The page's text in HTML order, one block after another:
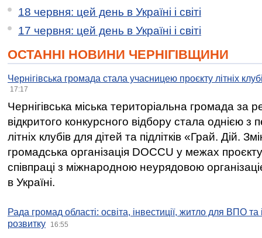
18 червня: цей день в Україні і світі
17 червня: цей день в Україні і світі
ОСТАННІ НОВИНИ ЧЕРНІГІВЩИНИ
Чернігівська громада стала учасницею проєкту літніх
17:17
Чернігівська міська територіальна громада за
відкритого конкурсного відбору стала однією
літніх клубів для дітей та підлітків «Грай. Дій.
громадська організація DOCCU у межах
співпраці з міжнародною неурядовою
в Україні.
Рада громад області: освіта, інвестиції, житло для ВПО
розвитку
16:55